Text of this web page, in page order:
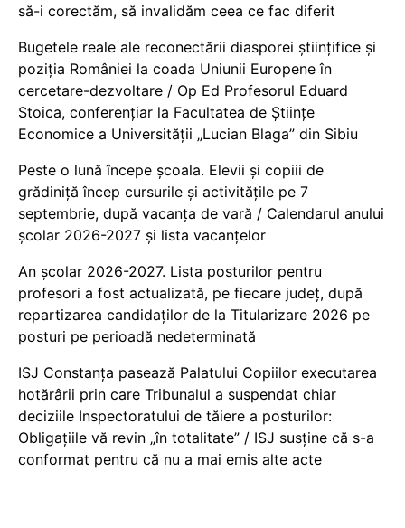
să-i corectăm, să invalidăm ceea ce fac diferit
Bugetele reale ale reconectării diasporei științifice și
poziția României la coada Uniunii Europene în
cercetare-dezvoltare / Op Ed Profesorul Eduard
Stoica, conferențiar la Facultatea de Științe
Economice a Universității „Lucian Blaga” din Sibiu
Peste o lună începe școala. Elevii și copiii de
grădiniță încep cursurile și activitățile pe 7
septembrie, după vacanța de vară / Calendarul anului
școlar 2026-2027 și lista vacanțelor
An școlar 2026-2027. Lista posturilor pentru
profesori a fost actualizată, pe fiecare județ, după
repartizarea candidaților de la Titularizare 2026 pe
posturi pe perioadă nedeterminată
ISJ Constanța pasează Palatului Copiilor executarea
hotărârii prin care Tribunalul a suspendat chiar
deciziile Inspectoratului de tăiere a posturilor:
Obligațiile vă revin „în totalitate” / ISJ susține că s-a
conformat pentru că nu a mai emis alte acte